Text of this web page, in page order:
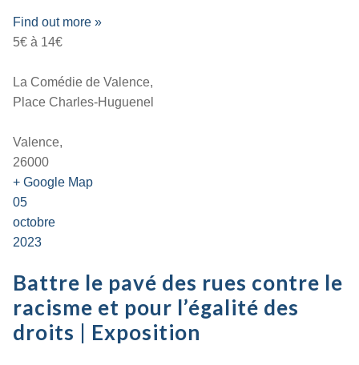
Find out more »
5€ à 14€
La Comédie de Valence,
Place Charles-Huguenel
Valence,
26000
+ Google Map
05
octobre
2023
Battre le pavé des rues contre le
racisme et pour l’égalité des
droits | Exposition